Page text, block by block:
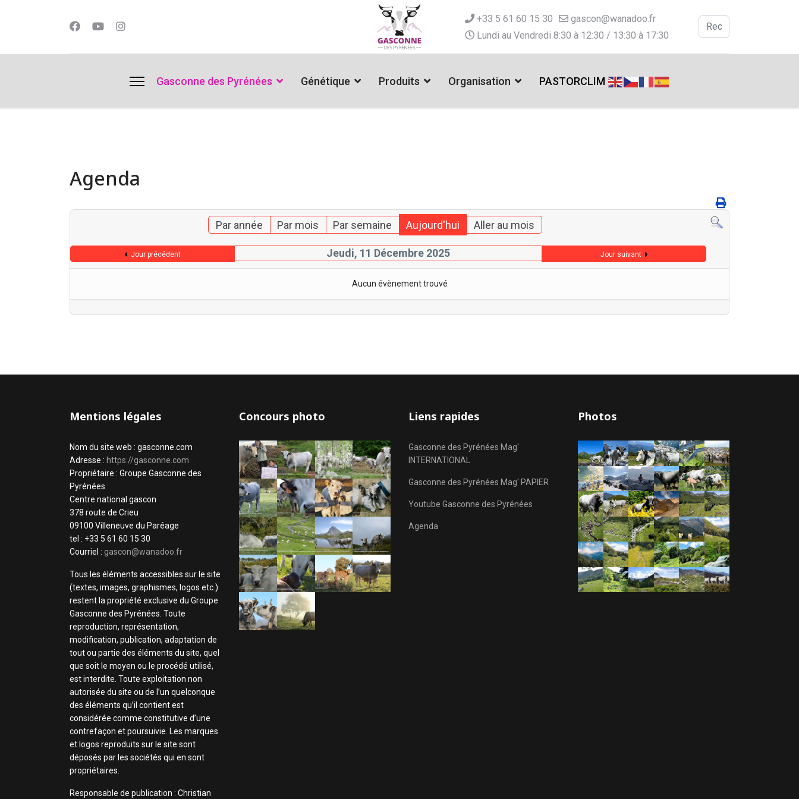
+33 5 61 60 15 30
gascon@wanadoo.fr
Lundi au Vendredi 8:30 à 12:30 / 13:30 à 17:30
Valider
Gasconne des Pyrénées Génétique Produits Organisation PASTORCLIM
Agenda
Par année Par mois Par semaine Aujourd'hui Aller au mois
Jour précédent Jeudi, 11 Décembre 2025 Jour suivant
Aucun évènement trouvé
Mentions légales
Nom du site web : gasconne.com
Adresse : https://gasconne.com
Propriétaire : Groupe Gasconne des
Pyrénées
Centre national gascon
378 route de Crieu
09100 Villeneuve du Paréage
tel : +33 5 61 60 15 30
Courriel : gascon@wanadoo.fr
Tous les éléments accessibles sur le site
(textes, images, graphismes, logos etc.)
restent la propriété exclusive du Groupe
Gasconne des Pyrénées. Toute
reproduction, représentation,
modification, publication, adaptation de
tout ou partie des éléments du site, quel
que soit le moyen ou le procédé utilisé,
est interdite. Toute exploitation non
autorisée du site ou de l’un quelconque
des éléments qu’il contient est
considérée comme constitutive d’une
contrefaçon et poursuivie. Les marques
et logos reproduits sur le site sont
déposés par les sociétés qui en sont
propriétaires.
Responsable de publication : Christian
Concours photo Liens rapides
Gasconne des Pyrénées Mag'
INTERNATIONAL
Gasconne des Pyrénées Mag' PAPIER
Youtube Gasconne des Pyrénées
Agenda
Photos